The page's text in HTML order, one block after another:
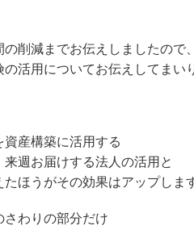
削減までお伝えしましたので、
活用についてお伝えしてまい
資産構築に活用する
来週お届けする法人の活用と
ほうがその効果はアップしま
さわりの部分だけ